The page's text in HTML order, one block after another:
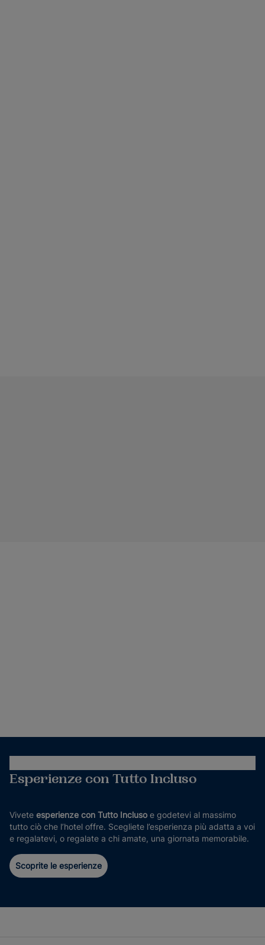
Esperienze con Tutto Incluso
Vivete esperienze con Tutto Incluso e godetevi al massimo
tutto ciò che l’hotel offre. Scegliete l’esperienza più adatta a voi
e regalatevi, o regalate a chi amate, una giornata memorabile.
Scoprite le esperienze